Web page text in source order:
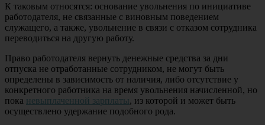
К таковым относятся: основание увольнения по инициативе
работодателя, не связанные с виновным поведением
служащего, а также, увольнение в связи с отказом сотрудника
переводиться на другую работу.
Право работодателя вернуть денежные средства за дни
отпуска не отработанные сотрудником, не могут быть
определены в зависимость от наличия, либо отсутствие у
конкретного работника на время увольнения начисленной, но
пока невыплаченной зарплаты, из которой и может быть
осуществлено удержание подобного рода.